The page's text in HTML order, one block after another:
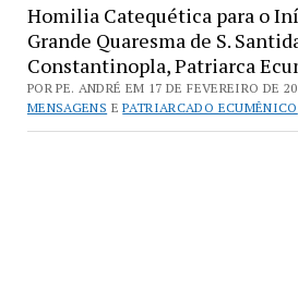
Homilia Catequética para o
Grande Quaresma de S.
Constantinopla, Patriarca
POR PE. ANDRÉ EM 17 DE FEVEREIRO DE
MENSAGENS EPATRIARCADO ECUMÊNICO